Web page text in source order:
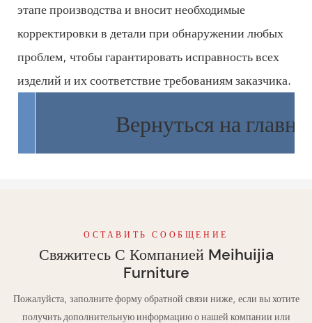
этапе производства и вносит необходимые
корректировки в детали при обнаружении любых
проблем, чтобы гарантировать исправность всех
изделий и их соответствие требованиям заказчика.
Вернуться на
ОСТАВИТЬ СООБЩЕНИЕ
Свяжитесь С Компанией Meihuijia
Furniture
Пожалуйста, заполните форму обратной связи ниже, если вы хотите
получить дополнительную информацию о нашей компании или